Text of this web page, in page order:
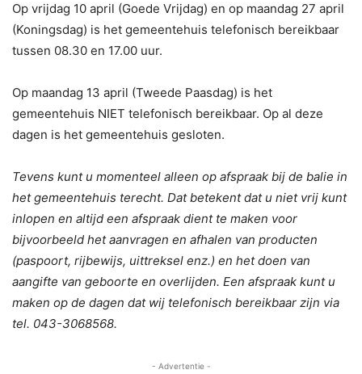
Op vrijdag 10 april (Goede Vrijdag) en op maandag 27 april
(Koningsdag) is het gemeentehuis telefonisch bereikbaar
tussen 08.30 en 17.00 uur.
Op maandag 13 april (Tweede Paasdag) is het
gemeentehuis NIET telefonisch bereikbaar. Op al deze
dagen is het gemeentehuis gesloten.
Tevens kunt u momenteel alleen op afspraak bij de balie in
het gemeentehuis terecht. Dat betekent dat u niet vrij kunt
inlopen en altijd een afspraak dient te maken voor
bijvoorbeeld het aanvragen en afhalen van producten
(paspoort, rijbewijs, uittreksel enz.) en het doen van
aangifte van geboorte en overlijden. Een afspraak kunt u
maken op de dagen dat wij telefonisch bereikbaar zijn via
tel. 043-3068568.
- Advertentie -